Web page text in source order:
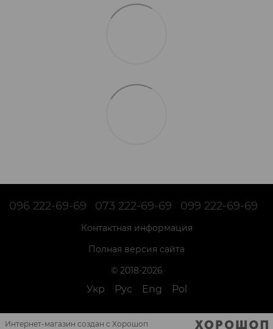
096 222-69-69 073 222-69-69 099 222-69-69
Контактная информация
Полная версия сайта
© 2018-2026
Укр Рус Eng Pol
Интернет-магазин создан с Хорошоп